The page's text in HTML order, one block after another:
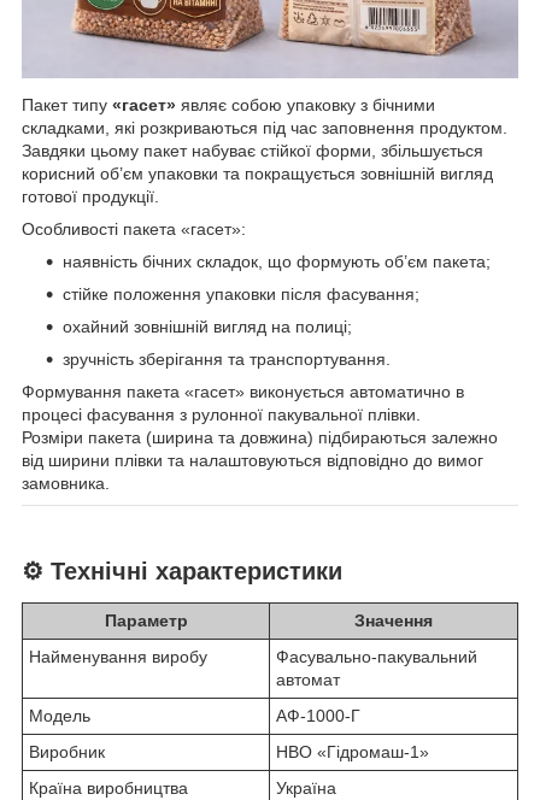
Пакет типу «гасет» являє собою упаковку з бічними
складками, які розкриваються під час заповнення продуктом.
Завдяки цьому пакет набуває стійкої форми, збільшується
корисний об’єм упаковки та покращується зовнішній вигляд
готової продукції.
Особливості пакета «гасет»:
наявність бічних складок, що формують об’єм пакета;
стійке положення упаковки після фасування;
охайний зовнішній вигляд на полиці;
зручність зберігання та транспортування.
Формування пакета «гасет» виконується автоматично в
процесі фасування з рулонної пакувальної плівки.
Розміри пакета (ширина та довжина) підбираються залежно
від ширини плівки та налаштовуються відповідно до вимог
замовника.
⚙️ Технічні характеристики
Параметр
Значення
Найменування виробу
Фасувально-пакувальний
автомат
Модель
АФ-1000-Г
Виробник
НВО «Гідромаш-1»
Країна виробництва
Україна